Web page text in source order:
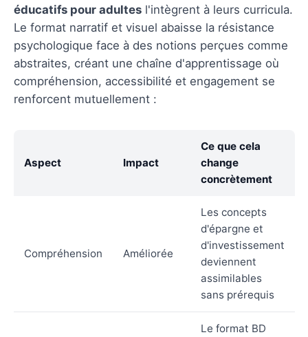
éducatifs pour adultes l'intègrent à leurs curricula.
Le format narratif et visuel abaisse la résistance
psychologique face à des notions perçues comme
abstraites, créant une chaîne d'apprentissage où
compréhension, accessibilité et engagement se
renforcent mutuellement :
Aspect Impact
Ce que cela
change
concrètement
Compréhension Améliorée
Les concepts
d'épargne et
d'investissement
deviennent
assimilables
sans prérequis
Le format BD